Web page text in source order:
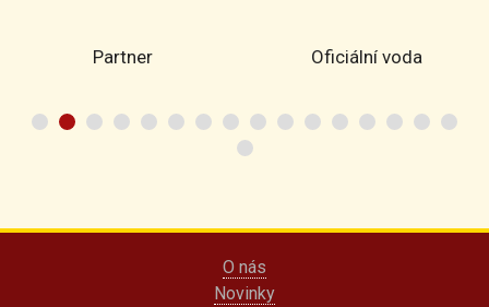
Partner Oficiální voda
O nás
Novinky